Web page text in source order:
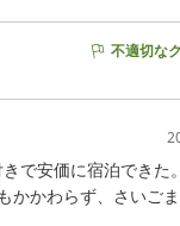
不適切な
で安価に宿泊できた
かかわらず、さいご